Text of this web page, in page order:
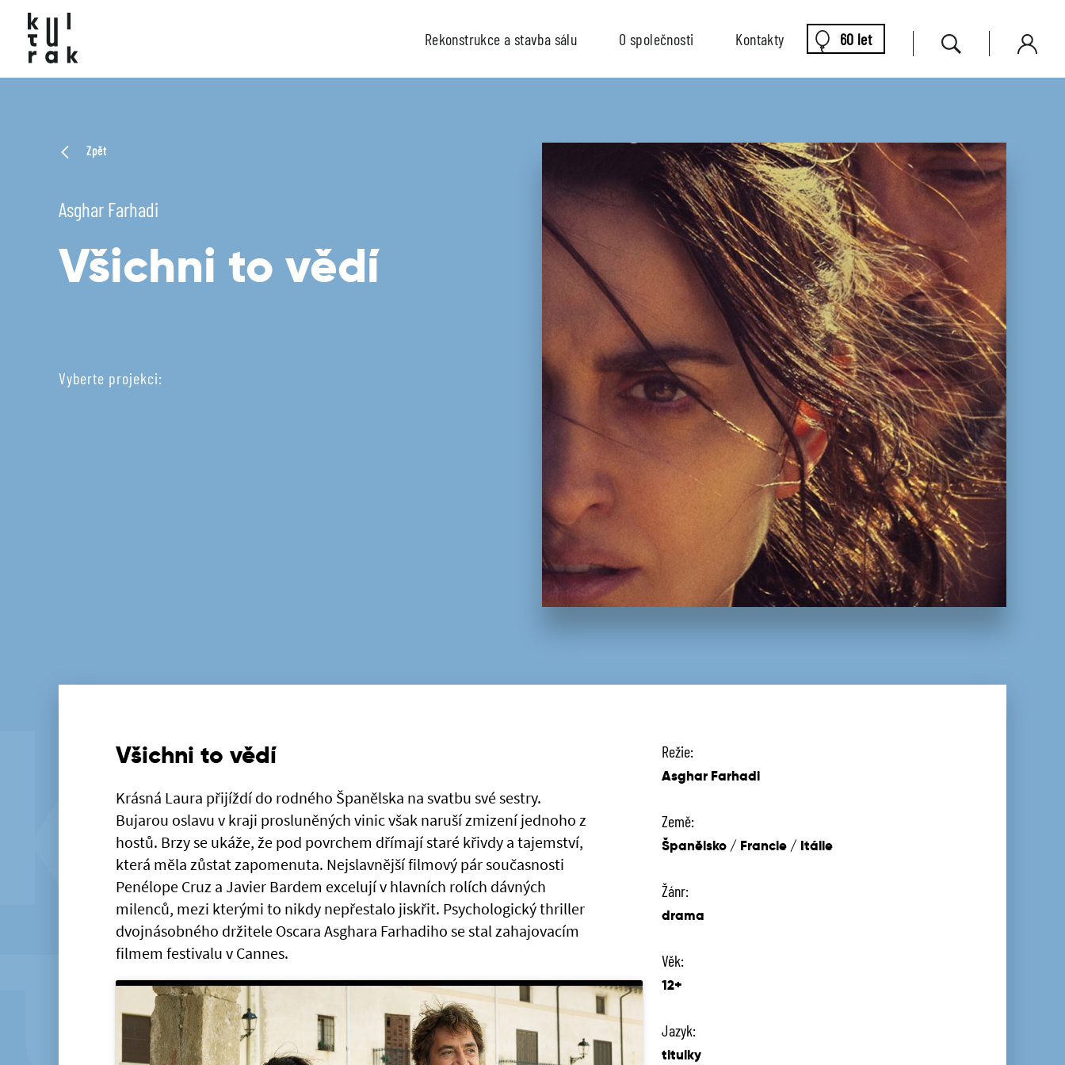
Rekonstrukce a stavba sálu O společnosti Kontakty 60 let
Zpět
Asghar Farhadi
Všichni to vědí
Vyberte projekci:
Všichni to vědí
Krásná Laura přijíždí do rodného Španělska na svatbu své sestry.
Bujarou oslavu v kraji prosluněných vinic však naruší zmizení jednoho z
hostů. Brzy se ukáže, že pod povrchem dřímají staré křivdy a tajemství,
která měla zůstat zapomenuta. Nejslavnější filmový pár současnosti
Penélope Cruz a Javier Bardem excelují v hlavních rolích dávných
milenců, mezi kterými to nikdy nepřestalo jiskřit. Psychologický thriller
dvojnásobného držitele Oscara Asghara Farhadiho se stal zahajovacím
filmem festivalu v Cannes.
Režie:
Asghar Farhadi
Země:
Španělsko / Francie / Itálie
Žánr:
drama
Věk:
12+
Jazyk:
titulky